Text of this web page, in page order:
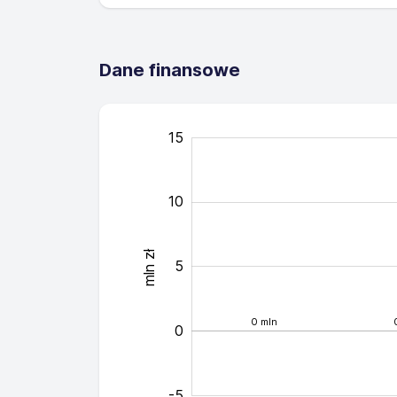
Dane finansowe
0 mln
mln zł 14
0
15
10
5